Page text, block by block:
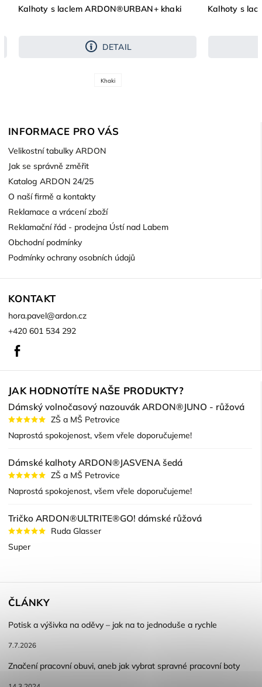
Kalhoty s laclem ARDON®URBAN+ khaki
DETAIL
Khaki
Kalhoty s
INFORMACE PRO VÁS
Velikostní tabulky ARDON
Jak se správně změřit
Katalog ARDON 24/25
O naší firmě a kontakty
Reklamace a vrácení zboží
Reklamační řád - prodejna Ústí nad Labem
Obchodní podmínky
Podmínky ochrany osobních údajů
KONTAKT
hora.pavel@ardon.cz
+420 601 534 292
JAK HODNOTÍTE NAŠE PRODUKTY?
Dámský volnočasový nazouvák ARDON®JUNO - růžová
ZŠ a MŠ Petrovice
Naprostá spokojenost, všem vřele doporučujeme!
Dámské kalhoty ARDON®JASVENA šedá
ZŠ a MŠ Petrovice
Naprostá spokojenost, všem vřele doporučujeme!
Tričko ARDON®ULTRITE®GO! dámské růžová
Ruda Glasser
Super
ČLÁNKY
Potisk a výšivka na oděvy – jak na to jednoduše a rychle
7.7.2026
Značení pracovní obuvi, aneb jak vybrat spravné pracovní boty